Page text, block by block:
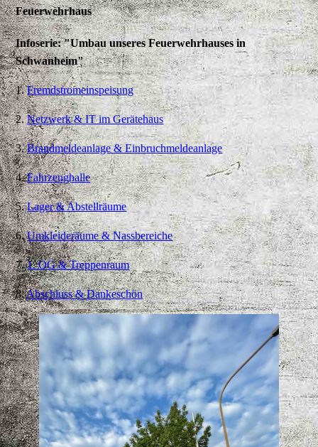
Feuerwehrhaus
Infoserie: "Umbau unseres Feuerwehrhauses in
Schwanheim"
1.Fremdstromeinspeisung
2.Netzwerk & IT im Gerätehaus
3.Brandmeldeanlage & Einbruchmeldeanlage
4.Fahrzeughalle
5.Lager & Abstellräume
6.Umkleideräume & Nassbereiche
7.1. OG & Treppenraum
8.Abschluss & Dankeschön